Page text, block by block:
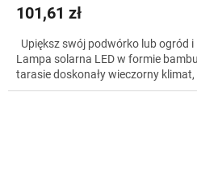
101,61 zł
Upiększ swój podwórko lub ogród
Lampa solarna LED w formie
tarasie doskonały wieczorny